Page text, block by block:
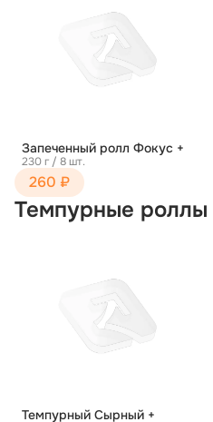
Запеченный ролл Фокус +
230 г / 8 шт.
260 ₽
Темпурные роллы
Темпурный Сырный +